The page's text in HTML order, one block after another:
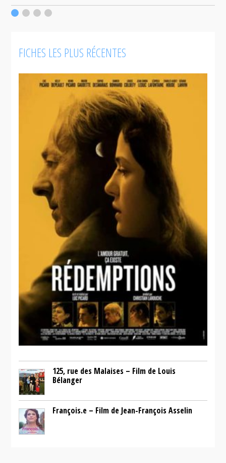
FICHES LES PLUS RÉCENTES
125, rue des Malaises – Film de Louis
Bélanger
François.e – Film de Jean-François Asselin